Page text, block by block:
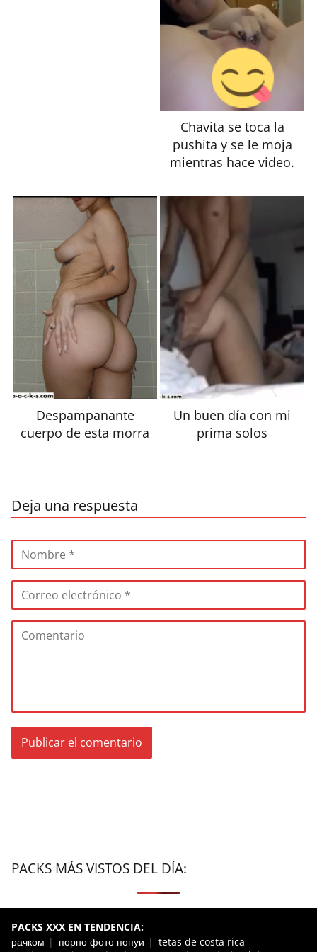
Chavita se toca la
pushita y se le moja
mientras hace video.
Despampanante
cuerpo de esta morra
Un buen día con mi
prima solos
Deja una respuesta
PACKS MÁS VISTOS DEL DÍA:
PACKS XXX EN TENDENCIA:
рачком
порно фото попуи
tetas de costa rica